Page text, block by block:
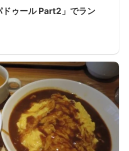
ドゥール Part2」でラン